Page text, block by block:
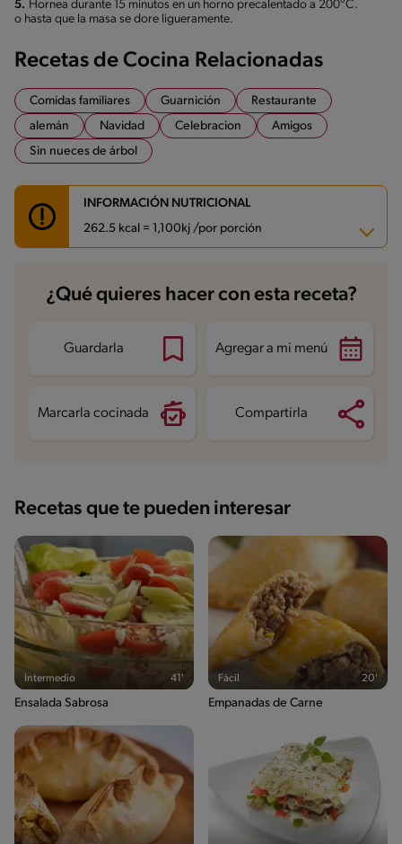
5. Hornea durante 15 minutos en un horno precalentado a 200°C.
o hasta que la masa se dore ligueramente.
Recetas de Cocina Relacionadas
Comidas familiares Guarnición
Restaurante
alemán
Navidad Celebracion
Amigos
Sin nueces de árbol
INFORMACIÓN NUTRICIONAL
262.5 kcal = 1,100kj /por porción
Carbohidratos
5.3 g
Energía 262.5 kcal
Proteína
Grasas saturadas 2.3 g
¿Qué quieres hacer con esta receta?
Guardarla Agregar a mi menú
Marcarla cocinada Compartirla
Recetas que te pueden interesar
Intermedio 41'
Ensalada Sabrosa
Fácil 20'
Empanadas de Carne